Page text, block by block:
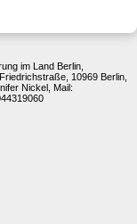
im Land Berlin,
10969 Berlin,
Nickel, Mail: